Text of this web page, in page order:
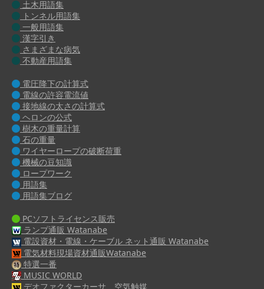
土木用語集
トンネル用語集
一般用語集
漢字引き
さまざまな病気
不動産用語集
電圧降下の計算式
電線の許容電流値
接地線の太さの計算式
ヘロンの公式
樹木の重量計算
石の重量
ワイヤーロープの破断荷重
機械の豆知識
ロープワーク
用語集
用語集ブログ
PCソフトライセンス販売
ランプ通販 Watanabe
電設資材・電線・ケーブル ネット通販 Watanabe
電気材料現場資材通販Watanabe
特選一番
MUSIC WORLD
デオファクターカーサ 空気触媒